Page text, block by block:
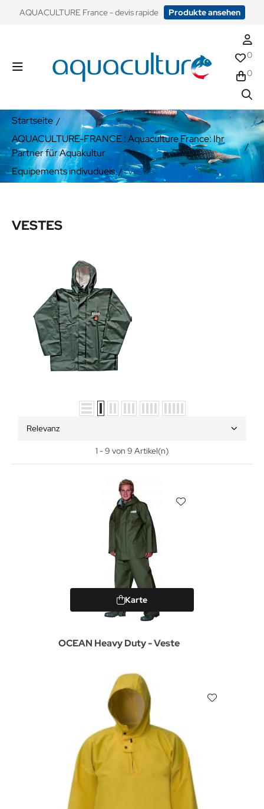
​AQUACULTURE France - devis rapide Produkte ansehen
0
0
Startseite
AQUACULTURE-FRANCE : Aquaculture France: Ihr
Partner für Aquakultur
Equipements indivuduels
Vestes
VESTES
Relevanz
1 - 9 von 9 Artikel(n)
Karte
OCEAN Heavy Duty - Veste